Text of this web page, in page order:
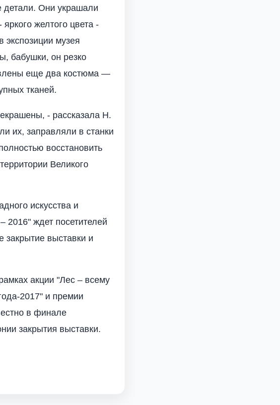
детали. Они украшали
желтого цвета -
экспозиции музея
бабушки, он резко
еще два костюма —
тканей.
- рассказала Н.
их, заправляли в станки
восстановить
Великого
искусства и
2016" ждет посетителей
закрытие выставки и
акции "Лес – всему
2017" и премии
в финале
закрытия выставки.